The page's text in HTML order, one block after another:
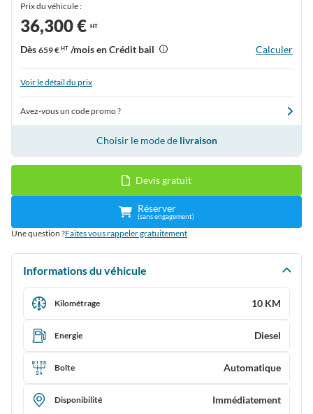
Prix du véhicule :
36,300 € HT
Dès 659 € HT /mois en Crédit bail Calculer
Voir le détail du prix
Avez-vous un code promo ?
Choisir le mode de livraison
Devis gratuit
Réserver
(sans engagement)
Une question ?Faites vous rappeler gratuitement
Informations du véhicule
Kilométrage 10 KM
Energie Diesel
Boîte Automatique
Disponibilité Immédiatement